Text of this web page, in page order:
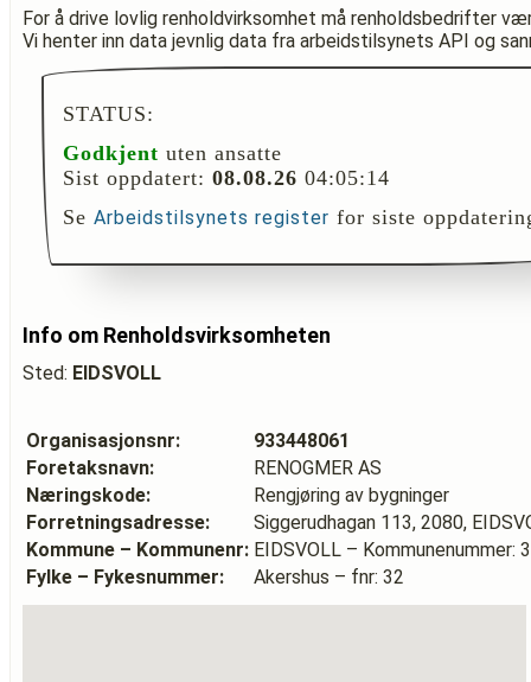
For å drive lovlig renholdvirksomhet må renholdsbedrifter
Vi henter inn data jevnlig data fra arbeidstilsynets API og
STATUS:
Godkjent uten ansatte
Sist oppdatert: 08.08.26 04:05:14
Se Arbeidstilsynets register for siste
Info om Renholdsvirksomheten
Sted: EIDSVOLL
Organisasjonsnr:
933448061
Foretaksnavn:
RENOGMER AS
Næringskode:
Rengjøring av bygninger
Forretningsadresse:
Siggerudhagan 113, 2080,
Kommune – Kommunenr: EIDSVOLL – Kommunenummer:
Fylke – Fykesnummer:
Akershus – fnr: 32